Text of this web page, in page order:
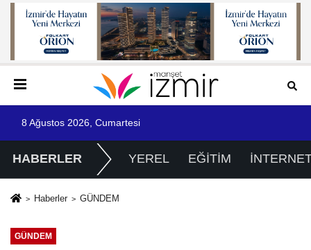
8 Ağustos 2026, Cumartesi
HABERLER YEREL EĞİTİM
Haberler GÜNDEM
GÜNDEM